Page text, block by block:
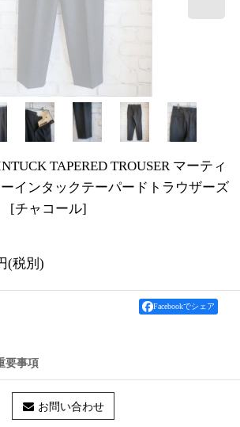
TAPERED TROUSER マーティ
インタックテーパードトラウザーズ
[チャコール]
(税別)
Facebookでシェア
要事項
お問い合わせ